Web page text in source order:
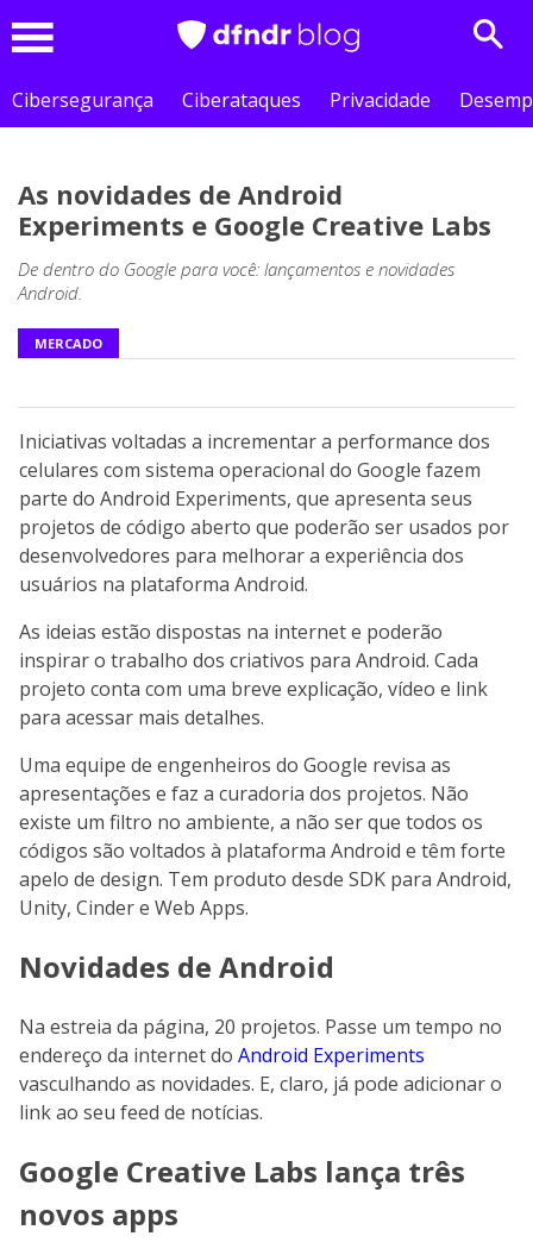
Cibersegurança
Ciberataques Privacidade
As novidades de Android
Experiments e Google Creative Labs
De dentro do Google para você: lançamentos e novidades
Android.
MERCADO
Iniciativas voltadas a incrementar a performance dos
celulares com sistema operacional do Google fazem
parte do Android Experiments, que apresenta seus
projetos de código aberto que poderão ser usados por
desenvolvedores para melhorar a experiência dos
usuários na plataforma Android.
As ideias estão dispostas na internet e poderão
inspirar o trabalho dos criativos para Android. Cada
projeto conta com uma breve explicação, vídeo e link
para acessar mais detalhes.
Uma equipe de engenheiros do Google revisa as
apresentações e faz a curadoria dos projetos. Não
existe um filtro no ambiente, a não ser que todos os
códigos são voltados à plataforma Android e têm forte
apelo de design. Tem produto desde SDK para Android,
Unity, Cinder e Web Apps.
Novidades de Android
Na estreia da página, 20 projetos. Passe um tempo no
endereço da internet do Android Experiments
vasculhando as novidades. E, claro, já pode adicionar o
link ao seu feed de notícias.
Google Creative Labs lança três
novos apps